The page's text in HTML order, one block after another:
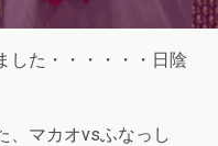
した・・・・・・日陰
、マカオvsふなっし